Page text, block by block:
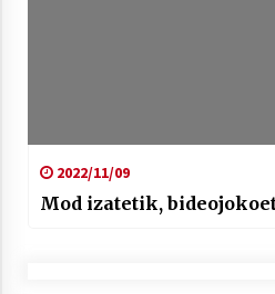
2022/11/09
Mod izatetik,